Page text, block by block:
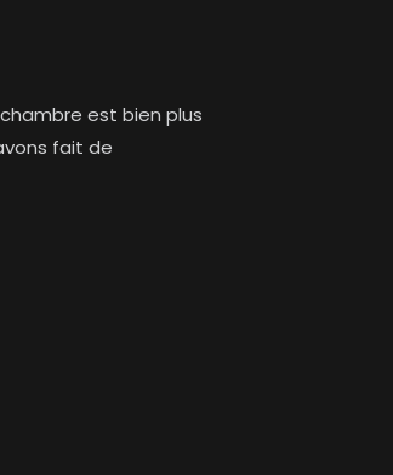
est bien plus
fait de